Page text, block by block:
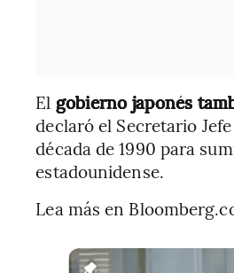
El gobierno japonés
declaró el Secretario
década de 1990 para
estadounidense.
Lea más en